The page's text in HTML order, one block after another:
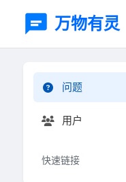
万物有灵
问题
用户
快速链接